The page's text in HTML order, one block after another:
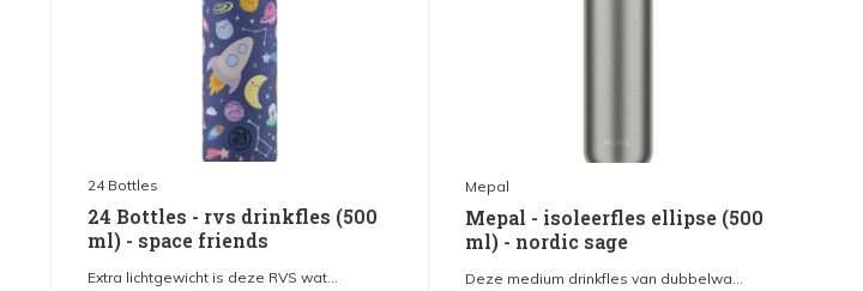
24 Bottles
24 Bottles - rvs drinkfles (500
ml) - space friends
Extra lichtgewicht is deze RVS wat...
Mepal
Mepal - isoleerfles ellipse (500
ml) - nordic sage
Deze medium drinkfles van dubbelwa...